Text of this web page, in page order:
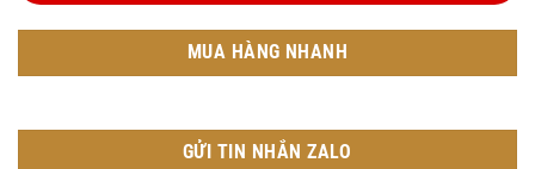
MUA HÀNG NHANH
GỬI TIN NHẮN ZALO